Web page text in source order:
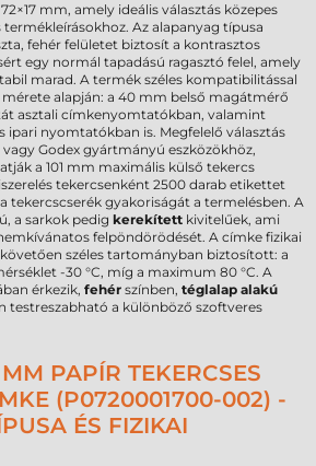
mm, amely ideális választás közepes
Az alapanyag típusa
fehér felületet biztosít a kontrasztos
egy normál tapadású ragasztó felel, amely
marad. A termék széles kompatibilitással
mérete alapján: a 40 mm belső magátmérő
asztali címkenyomtatókban, valamint
ipari nyomtatókban is. Megfelelő választás
Godex gyártmányú eszközökhöz,
a 101 mm maximális külső tekercs
tekercsenként 2500 darab etikettet
tekercscserék gyakoriságát a termelésben. A
a sarkok pedig kerekített kivitelűek, ami
felpöndörödését. A címke fizikai
széles tartományban biztosított: a
-30 °C, míg a maximum 80 °C. A
érkezik, fehér színben, téglalap alakú
testreszabható a különböző szoftveres
PAPÍR TEKERCSES
(P0720001700-002) -
ÉS FIZIKAI